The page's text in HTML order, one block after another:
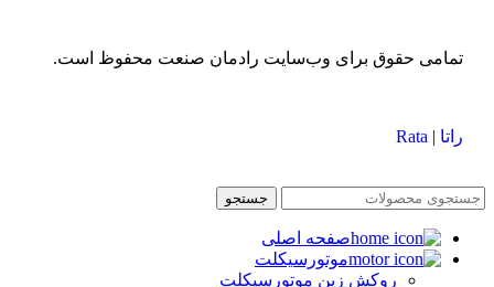
تمامی حقوق برای وب‌سایت رادمان صنعت محفوظ است.
راتا |
Rata
جستجو
صفحه اصلی
موتورسیکلت
روکش زین موتورسیکلت